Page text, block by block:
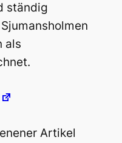
ständig
als
Artikel